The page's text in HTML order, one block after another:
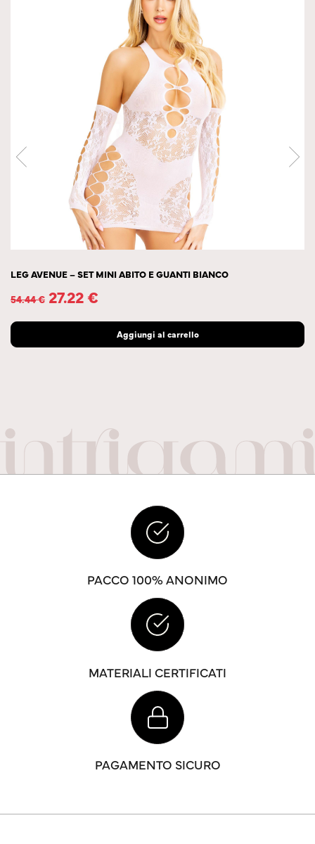
LEG AVENUE – SET MINI ABITO E GUANTI BIANCO
54.44€ 27.22€
Aggiungi al carrello
PACCO 100% ANONIMO
MATERIALI CERTIFICATI
PAGAMENTO SICURO